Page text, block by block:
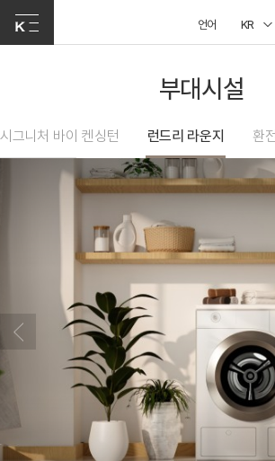
언어 KR
부대시설
시그니처 바이 켄싱턴 런드리 라운지 환